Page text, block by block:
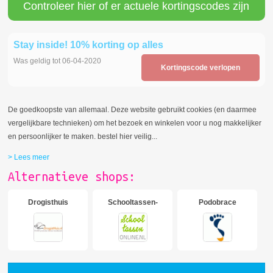
Controleer hier of er actuele kortingscodes zijn
Stay inside! 10% korting op alles
Kortingscode verlopen
Was geldig tot 06-04-2020
De goedkoopste van allemaal. Deze website gebruikt cookies (en daarmee
vergelijkbare technieken) om het bezoek en winkelen voor u nog makkelijker
en persoonlijker te maken. bestel hier veilig
> Lees meer
Alternatieve shops:
Drogisthuis
Schooltassen-
online
Podobrace